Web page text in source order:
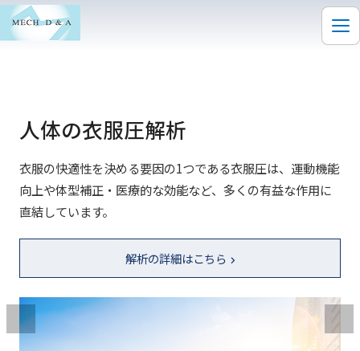
人体の衣服圧解析
衣服の快適性を決める要因の1つである衣服圧は、運動機能
向上や体型補正・医療的な効能など、多くの有益な作用に
直結しています。
解析の詳細はこちら